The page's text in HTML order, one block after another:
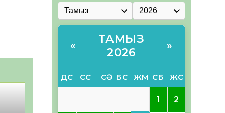
«
ТАМЫЗ
2026
»
ДС СС СӘ БС ЖМ СБ ЖС
1 2